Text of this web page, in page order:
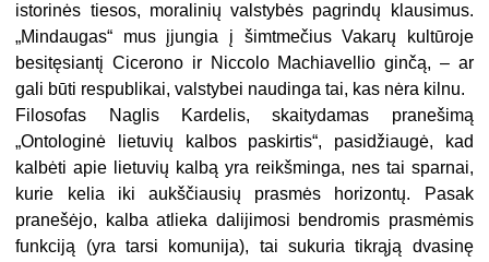
istorinės tiesos, moralinių valstybės pagrindų klausimus.
„Mindaugas“ mus įjungia į šimtmečius Vakarų kultūroje
besitęsiantį Cicerono ir Niccolo Machiavellio ginčą, – ar
gali būti respublikai, valstybei naudinga tai, kas nėra kilnu.
Filosofas Naglis Kardelis, skaitydamas pranešimą
„Ontologinė lietuvių kalbos paskirtis“, pasidžiaugė, kad
kalbėti apie lietuvių kalbą yra reikšminga, nes tai sparnai,
kurie kelia iki aukščiausių prasmės horizontų. Pasak
pranešėjo, kalba atlieka dalijimosi bendromis prasmėmis
funkciją (yra tarsi komunija), tai sukuria tikrąją dvasinę